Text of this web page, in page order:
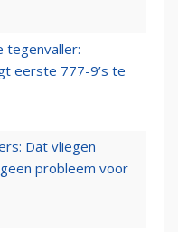
tegenvaller:
eerste 777-9’s te
Dat vliegen
probleem voor